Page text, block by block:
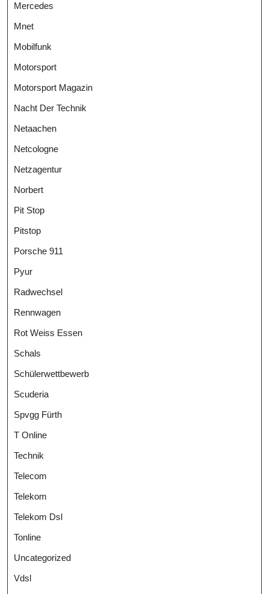
Mercedes
Mnet
Mobilfunk
Motorsport
Motorsport Magazin
Nacht Der Technik
Netaachen
Netcologne
Netzagentur
Norbert
Pit Stop
Pitstop
Porsche 911
Pyur
Radwechsel
Rennwagen
Rot Weiss Essen
Schals
Schülerwettbewerb
Scuderia
Spvgg Fürth
T Online
Technik
Telecom
Telekom
Telekom Dsl
Tonline
Uncategorized
Vdsl